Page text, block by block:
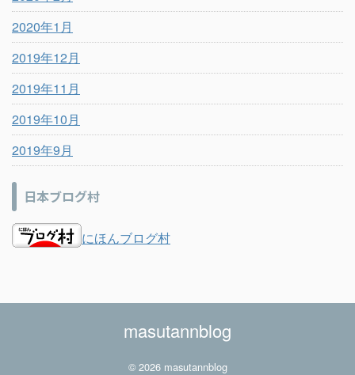
2020年1月
2019年12月
2019年11月
2019年10月
2019年9月
日本ブログ村
にほんブログ村
masutannblog
© 2026 masutannblog